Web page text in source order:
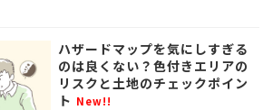
ハザードマップを気にしすぎる
のは良くない？色付きエリアの
リスクと土地のチェックポイン
ト New!!